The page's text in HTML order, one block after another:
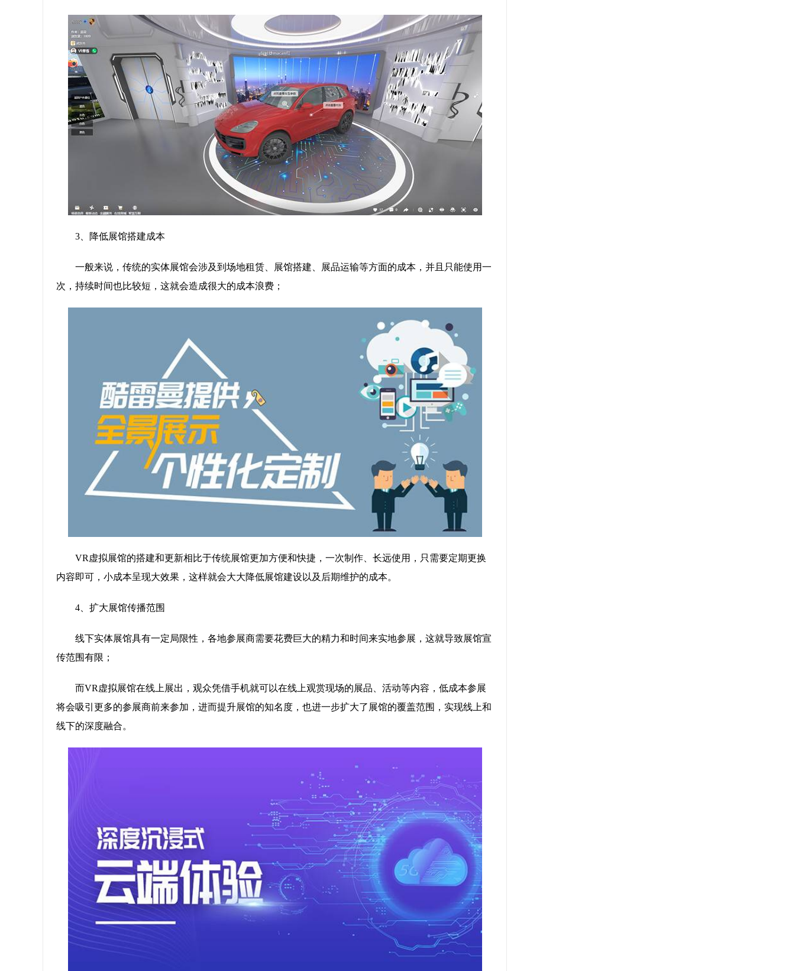
3、降低展馆搭建成本
一般来说，传统的实体展馆会涉及到场地租赁、展馆搭建、展品运输等方面的成本，并且只能使用一
次，持续时间也比较短，这就会造成很大的成本浪费；
VR虚拟展馆的搭建和更新相比于传统展馆更加方便和快捷，一次制作、长远使用，只需要定期更换
内容即可，小成本呈现大效果，这样就会大大降低展馆建设以及后期维护的成本。
4、扩大展馆传播范围
线下实体展馆具有一定局限性，各地参展商需要花费巨大的精力和时间来实地参展，这就导致展馆宣
传范围有限；
而VR虚拟展馆在线上展出，观众凭借手机就可以在线上观赏现场的展品、活动等内容，低成本参展
将会吸引更多的参展商前来参加，进而提升展馆的知名度，也进一步扩大了展馆的覆盖范围，实现线上和
线下的深度融合。